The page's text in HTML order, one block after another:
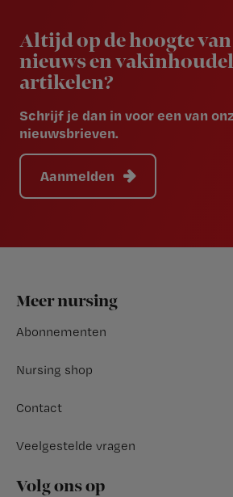
Altijd op de hoogte
nieuws en
artikelen?
Schrijf je dan in voor een van
nieuwsbrieven.
Aanmelden
Footer
Meer nursing
Abonnementen
Nursing shop
Contact
Veelgestelde vragen
Volg ons op